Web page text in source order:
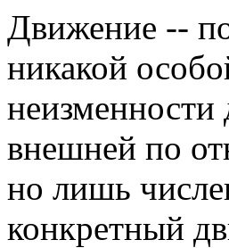
Движение --
никакой
неизменности
внешней по
но лишь
конкретный